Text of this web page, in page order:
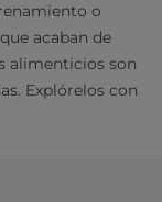
o
acaban de
alimenticios son
Explórelos con